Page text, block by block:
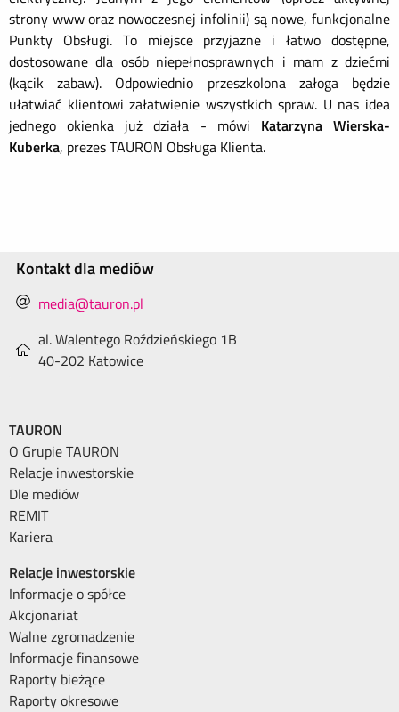
strony www oraz nowoczesnej infolinii) są nowe, funkcjonalne
Punkty Obsługi. To miejsce przyjazne i łatwo dostępne,
dostosowane dla osób niepełnosprawnych i mam z dziećmi
(kącik zabaw). Odpowiednio przeszkolona załoga będzie
ułatwiać klientowi załatwienie wszystkich spraw. U nas idea
jednego okienka już działa - mówi Katarzyna Wierska-
Kuberka, prezes TAURON Obsługa Klienta.
Kontakt dla mediów
media@tauron.pl
al. Walentego Roździeńskiego 1B
40-202 Katowice
TAURON
O Grupie TAURON
Relacje inwestorskie
Dle mediów
REMIT
Kariera
Relacje inwestorskie
Informacje o spółce
Akcjonariat
Walne zgromadzenie
Informacje finansowe
Raporty bieżące
Raporty okresowe